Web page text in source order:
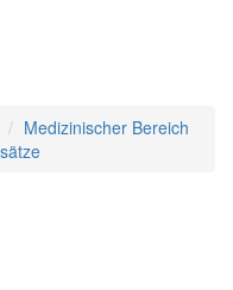
Medizinischer Bereich